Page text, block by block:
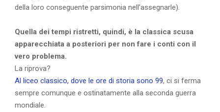
della loro conseguente parsimonia nell’assegnarle).
Quella dei tempi ristretti, quindi, è la classica scusa
apparecchiata a posteriori per non fare i conti con il
vero problema.
La riprova?
Al liceo classico, dove le ore di storia sono 99, ci si ferma
sempre comunque e ostinatamente alla seconda guerra
mondiale.